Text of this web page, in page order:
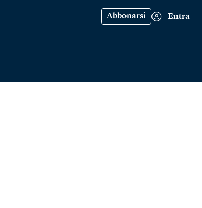
Abbonarsi Entra